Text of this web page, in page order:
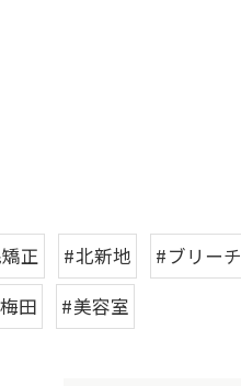
正 #北新地 #ブリーチ
田
#美容室